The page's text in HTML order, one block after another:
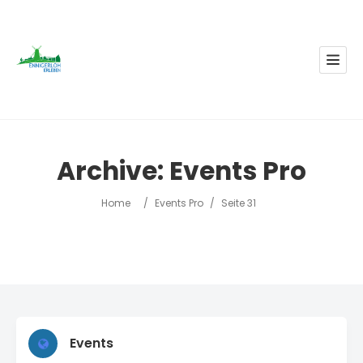
Archive: Events Pro
Home / Events Pro / Seite 31
Events